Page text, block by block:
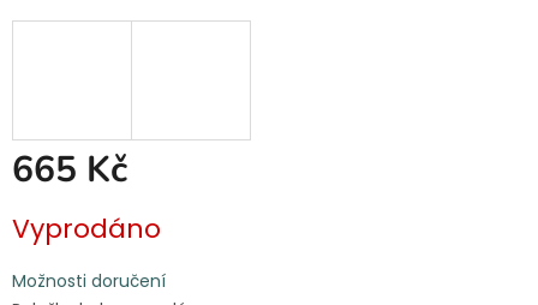
665 Kč
cena:
Vyprodáno
Možnosti doručení